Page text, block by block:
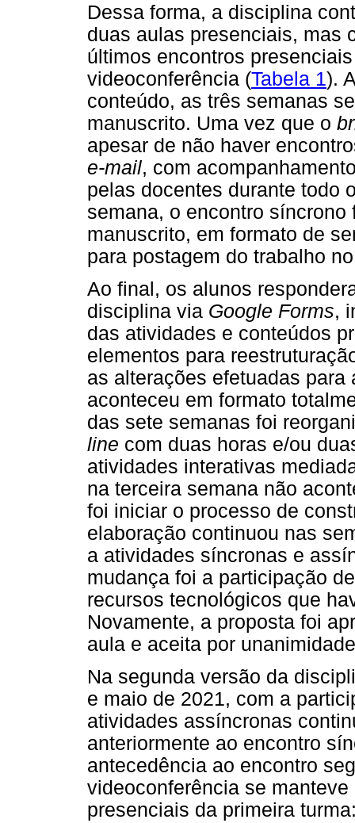
Dessa forma, a disciplina
duas aulas presenciais, mas
últimos encontros
videoconferência (Tabela 1).
conteúdo, as três semanas
manuscrito. Uma vez que o
apesar de não haver
e-mail, com
pelas docentes durante todo
semana, o encontro
manuscrito, em formato de
para postagem do trabalho
Ao final, os alunos
disciplina via Google Forms,
das atividades e conteúdos
elementos para
as alterações efetuadas
aconteceu em formato
das sete semanas foi
line com duas horas e/ou
atividades interativas
na terceira semana não
foi iniciar o processo de
elaboração continuou nas
a atividades síncronas e
mudança foi a participação
recursos tecnológicos que
Novamente, a proposta foi
aula e aceita por
Na segunda versão da
e maio de 2021, com a
atividades assíncronas
anteriormente ao encontro
antecedência ao encontro
videoconferência se
presenciais da primeira